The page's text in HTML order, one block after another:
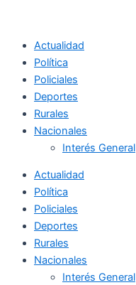
Actualidad
Política
Policiales
Deportes
Rurales
Nacionales
Interés General
Actualidad
Política
Policiales
Deportes
Rurales
Nacionales
Interés General